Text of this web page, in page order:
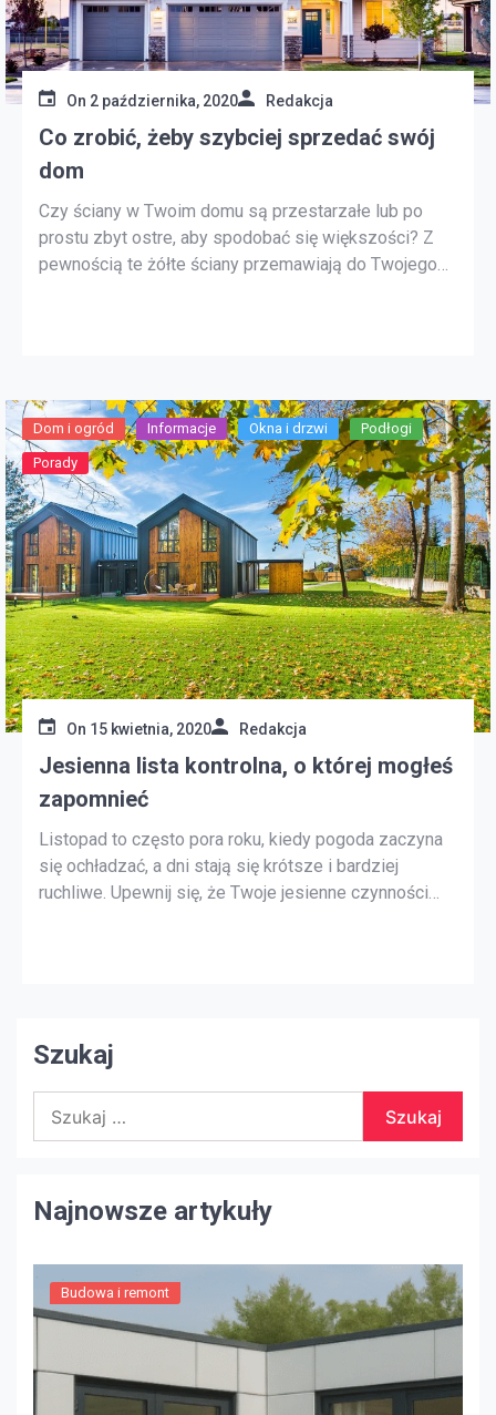
On 2 października, 2020 Redakcja
Co zrobić, żeby szybciej sprzedać swój
dom
Czy ściany w Twoim domu są przestarzałe lub po
prostu zbyt ostre, aby spodobać się większości? Z
pewnością te żółte ściany przemawiają do Twojego
może to naprawić. Do […]
Dom i ogród Informacje Okna i drzwi Podłogi
Porady
On 15 kwietnia, 2020 Redakcja
Jesienna lista kontrolna, o której mogłeś
zapomnieć
Listopad to często pora roku, kiedy pogoda zaczyna
się ochładzać, a dni stają się krótsze i bardziej
ruchliwe. Upewnij się, że Twoje jesienne czynności
Szukaj
Najnowsze artykuły
Budowa i remont